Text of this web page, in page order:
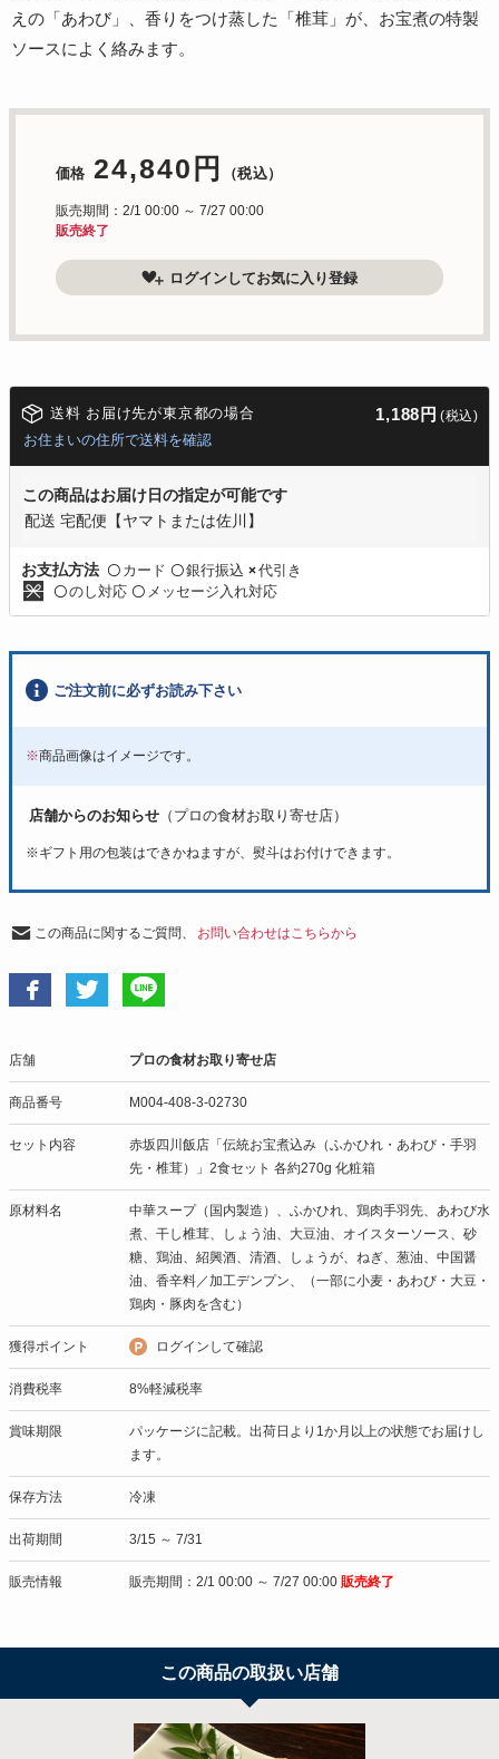
えの「あわび」、香りをつけ蒸した「椎茸」が、お宝煮の特製
ソースによく絡みます。
価格 24,840円 （税込）
販売期間：2/1 00:00 ～ 7/27 00:00
販売終了
ログインしてお気に入り登録
送料 お届け先が東京都の場合 1,188円 (税込)
お住まいの住所で送料を確認
この商品はお届け日の指定が可能です
配送 宅配便【ヤマトまたは佐川】
お支払方法 〇 カード 〇銀行振込 ×代引き
〇のし対応 〇 メッセージ入れ対応
ご注文前に必ずお読み下さい
※商品画像はイメージです。
店舗からのお知らせ （プロの食材お取り寄せ店）
※ギフト用の包装はできかねますが、熨斗はお付けできます。
この商品に関するご質問、 お問い合わせはこちらから
店舗 プロの食材お取り寄せ店
商品番号 M004-408-3-02730
セット内容
赤坂四川飯店「伝統お宝煮込み（ふかひれ・あわび・手羽
先・椎茸）」2食セット 各約270g 化粧箱
原材料名
中華スープ（国内製造）、ふかひれ、鶏肉手羽先、あわび水
煮、干し椎茸、しょう油、大豆油、オイスターソース、砂
糖、鶏油、紹興酒、清酒、しょうが、ねぎ、葱油、中国醤
油、香辛料／加工デンプン、（一部に小麦・あわび・大豆・
鶏肉・豚肉を含む）
獲得ポイント ログインして確認
消費税率 8%軽減税率
賞味期限
パッケージに記載。出荷日より1か月以上の状態でお届けし
ます。
保存方法 冷凍
出荷期間 3/15 ～ 7/31
販売情報 販売期間：2/1 00:00 ～ 7/27 00:00 販売終了
この商品の取扱い店舗